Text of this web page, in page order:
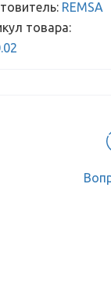
REMSA
товара: